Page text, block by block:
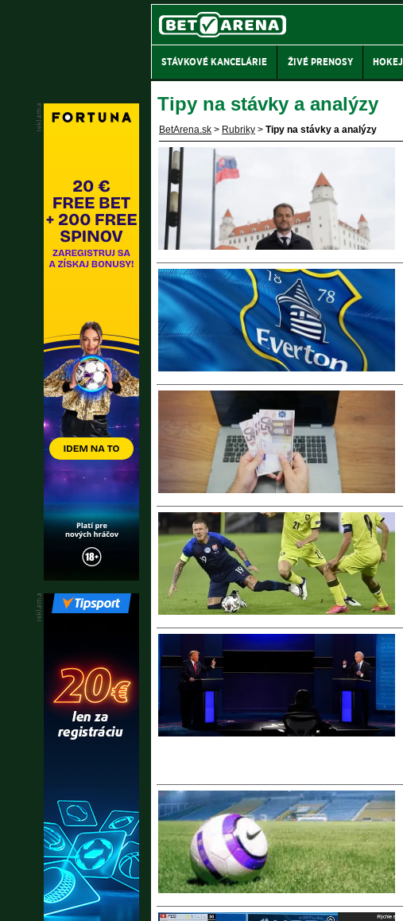
STÁVKOVÉ KANCELÁRIE ŽIVÉ PRENOSY HOKEJ
Tipy na stávky a analýzy
BetArena.sk > Rubriky > Tipy na stávky a analýzy